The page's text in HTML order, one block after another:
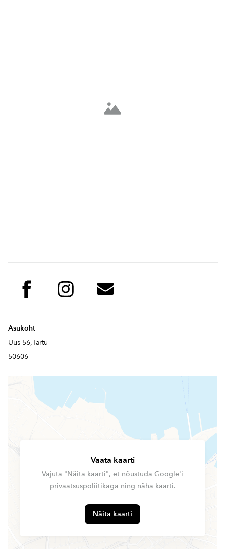
Asukoht
Uus 56,Tartu
50606
Vaata kaarti
Vajuta "Näita kaarti", et nõustuda Google'i
privaatsuspoliitikaga ning näha kaarti.
Näita kaarti